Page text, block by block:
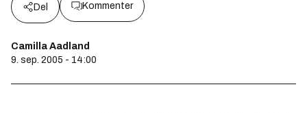
Del Kommenter
Camilla Aadland
9. sep. 2005 - 14:00